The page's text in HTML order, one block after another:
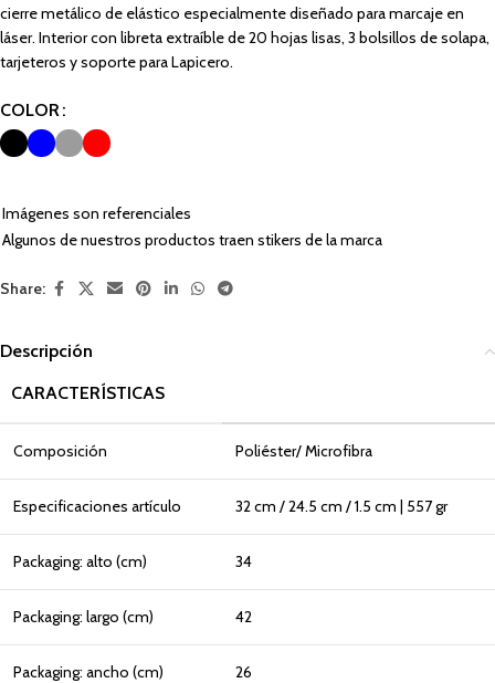
cierre metálico de elástico especialmente diseñado para marcaje en
láser. Interior con libreta extraíble de 20 hojas lisas, 3 bolsillos de solapa,
tarjeteros y soporte para Lapicero.
COLOR
Imágenes son referenciales
Algunos de nuestros productos traen stikers de la marca
Share:
Descripción
CARACTERÍSTICAS
Composición Poliéster/ Microfibra
Especificaciones artículo 32 cm / 24.5 cm / 1.5 cm | 557 gr
Packaging: alto (cm) 34
Packaging: largo (cm) 42
Packaging: ancho (cm) 26